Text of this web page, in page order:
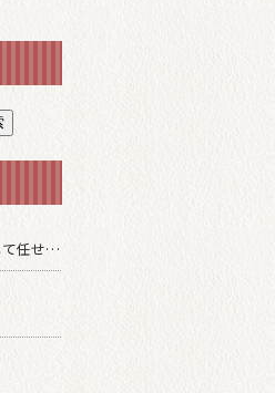
わんにゃんブログ～安心して任せてもらう～